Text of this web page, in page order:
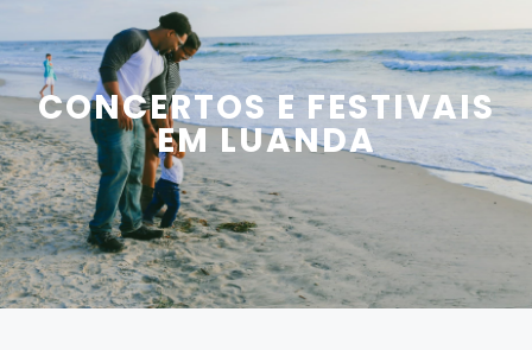
CONCERTOS E FESTIVAIS
EM LUANDA